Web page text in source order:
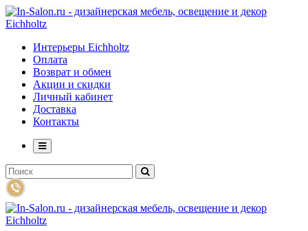
Интерьеры Eichholtz
Оплата
Возврат и обмен
Акции и скидки
Личный кабинет
Доставка
Контакты